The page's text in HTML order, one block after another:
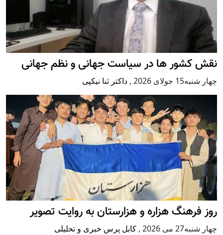
نقش کشور ها در سیاست جهانی و نظم جهانی
چهار شنبه15 جولای 2026 , داکتر ثنا نیکپی
روز فرهنگ هزاره و هزارستان به روایت تصویر
چهار شنبه27 می 2026 , کابل پرس خبری و تحلیلی